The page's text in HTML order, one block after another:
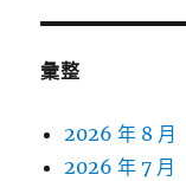
彙整
2026 年 8 月
2026 年 7 月